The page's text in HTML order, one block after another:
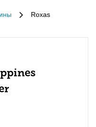
Roxas